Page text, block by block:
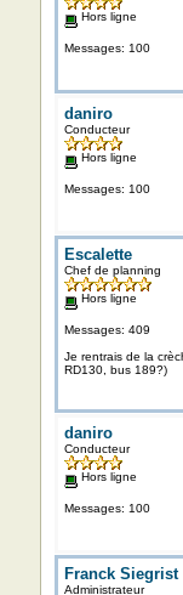
Hors ligne
Messages: 100
daniro
Conducteur
Hors ligne
Messages: 100
Escalette
Chef de planning
Hors ligne
Messages: 409
Je rentrais de la
RD130, bus 189?)
daniro
Conducteur
Hors ligne
Messages: 100
Franck Siegrist
Administrateur